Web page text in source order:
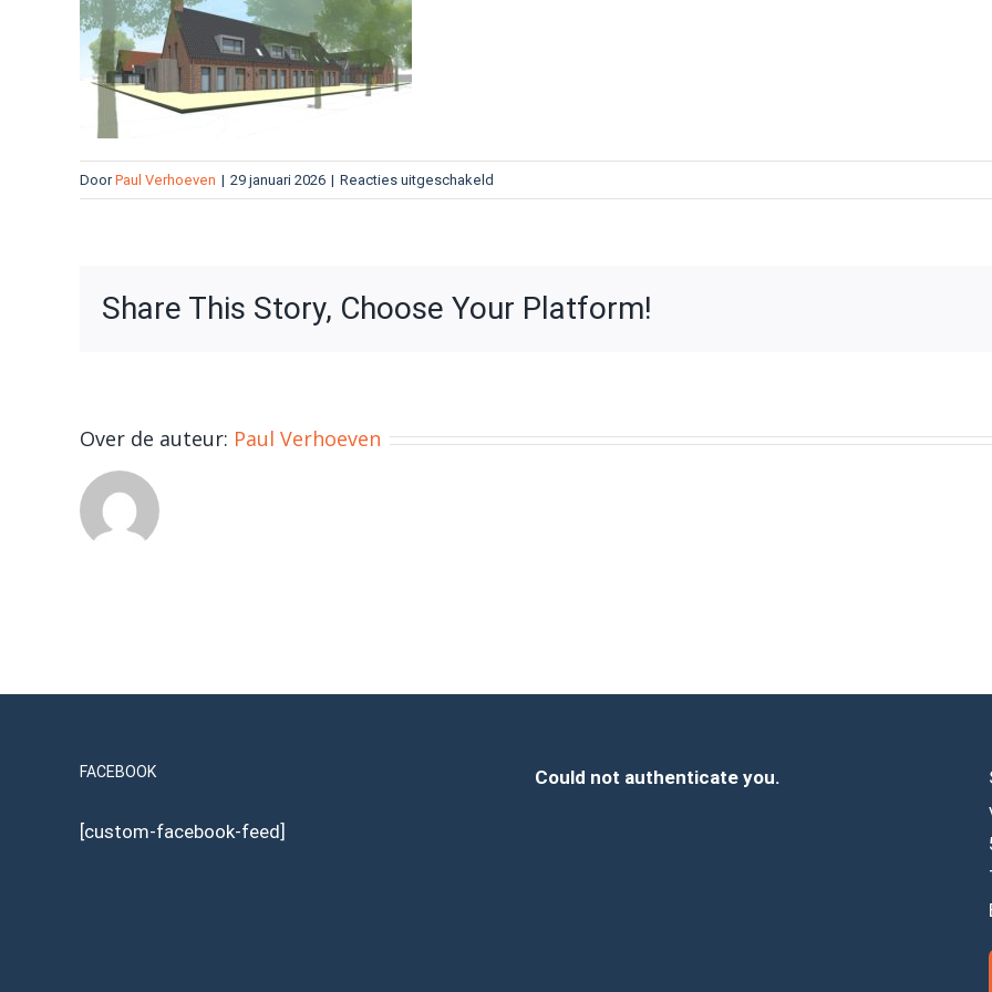
DoorPaul Verhoeven | 29 januari 2026 | Reacties uitgeschakeld
K01
Share This Story, Choose Your Platform!
Over de auteur: Paul Verhoeven
FACEBOOK
[custom-facebook-feed]
Could not authenticate you.